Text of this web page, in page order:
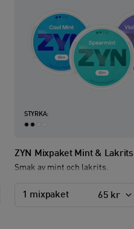
STYRKA:
ZYN Mixpaket Mint & Lakrits
Smak av mint och lakrits.
1 mixpaket 65 kr